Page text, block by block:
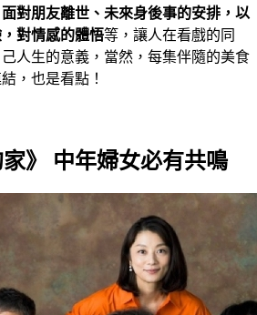
面對朋友離世、未來身後事的安排，以
對情感的體悟等，讓人在看戲的同
人生的意義，當然，每集伴隨的美食
，也是看點！
》 中年婦女必有共鳴